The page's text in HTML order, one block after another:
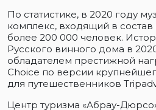
По статистике, в 2020 году
комплекс, входящий в состав
более 200 000 человек.
Русского винного дома в
обладателем престижной
Choice по версии
для путешественников
Центр туризма «Абрау-